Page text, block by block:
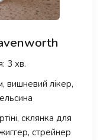
3 хв.
вишневий лікер,
склянка для
стрейнер